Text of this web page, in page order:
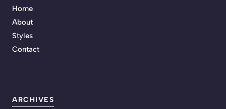
Home
About
Styles
Contact
ARCHIVES